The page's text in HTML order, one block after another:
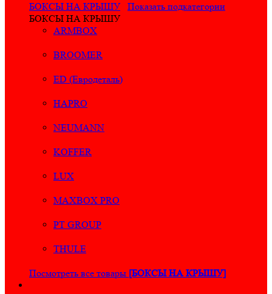
БОКСЫ НА КРЫШУ
Показать подкатегории
БОКСЫ НА КРЫШУ
ARMBOX
BROOMER
ED (Евродеталь)
HAPRO
NEUMANN
KOFFER
LUX
MAXBOX PRO
PT GROUP
THULE
Посмотреть все товары [БОКСЫ НА КРЫШУ]